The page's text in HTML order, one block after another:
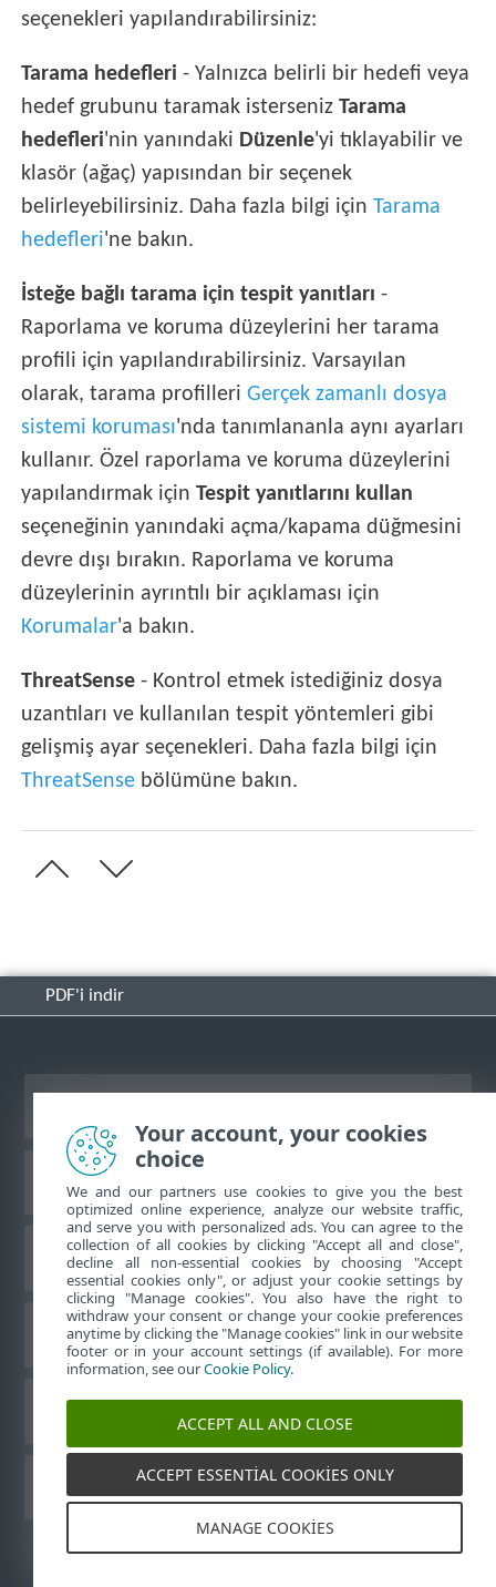
seçenekleri yapılandırabilirsiniz:
Tarama hedefleri - Yalnızca belirli bir hedefi veya
hedef grubunu taramak istersenizTarama
hedefleri'nin yanındaki Düzenle'yi tıklayabilir ve
klasör (ağaç) yapısından bir seçenek
belirleyebilirsiniz. Daha fazla bilgi içinTarama
hedefleri'ne bakın.
İsteğe bağlı tarama için tespit yanıtları -
Raporlama ve koruma düzeylerini her tarama
profili için yapılandırabilirsiniz. Varsayılan
olarak, tarama profilleriGerçek zamanlı dosya
sistemi koruması'nda tanımlananla aynı ayarları
kullanır. Özel raporlama ve koruma düzeylerini
yapılandırmak içinTespit yanıtlarını kullan
seçeneğinin yanındaki açma/kapama düğmesini
devre dışı bırakın. Raporlama ve koruma
düzeylerinin ayrıntılı bir açıklaması için
Korumalar'a bakın.
ThreatSense - Kontrol etmek istediğiniz dosya
uzantıları ve kullanılan tespit yöntemleri gibi
gelişmiş ayar seçenekleri. Daha fazla bilgi için
ThreatSense bölümüne bakın.
PDF'i indir
ESET Bilgi Bankası
ESET Forumu
Bölgesel destek
ESET Kullanıcı Kılavuzları
©1992-2026ESET, spol. s r.o. - Tüm hakları saklıdır.
Your account, your cookies
choice
We and our partners use cookies to give you the best
optimized online experience, analyze our website traffic,
and serve you with personalized ads. You can agree to the
collection of all cookies by clicking "Accept all and close",
decline all non-essential cookies by choosing "Accept
essential cookies only", or adjust your cookie settings by
clicking "Manage cookies". You also have the right to
withdraw your consent or change your cookie preferences
anytime by clicking the "Manage cookies" link in our website
footer or in your account settings (if available). For more
information, see ourCookie Policy.
ACCEPT ALL AND CLOSE
ACCEPT ESSENTIAL COOKIES ONLY
MANAGE COOKIES